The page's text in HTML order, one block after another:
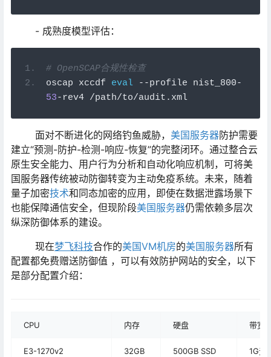
- 成熟度模型评估：
# OpenSCAP合规性检查
oscap xccdf eval --profile nist_800-
53-rev4 /path/to/audit . xml
面对不断进化的网络钓鱼威胁， 美国服务器防护需要
建立“预测-防护-检测-响应-恢复”的完整闭环。通过整合云
原生安全能力、用户行为分析和自动化响应机制，可将美
国服务器传统被动防御转变为主动免疫系统。未来，随着
量子加密技术和同态加密的应用，即使在数据泄露场景下
也能保障通信安全，但现阶段美国服务器仍需依赖多层次
纵深防御体系的建设。
现在梦飞科技合作的美国VM机房的美国服务器所有
配置都免费赠送防御值 ，可以有效防护网站的安全，以下
是部分配置介绍：
CPU 内存 硬盘 带宽
E3-1270v2 32GB 500GB SSD 1G无